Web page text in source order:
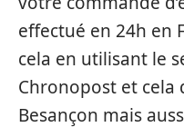
effectué en 24h en
cela en utilisant le
Chronopost et cela
Besançon mais